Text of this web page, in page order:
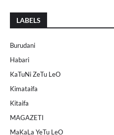
LABELS
Burudani
Habari
KaTuNi ZeTu LeO
Kimataifa
Kitaifa
MAGAZETI
MaKaLa YeTu LeO